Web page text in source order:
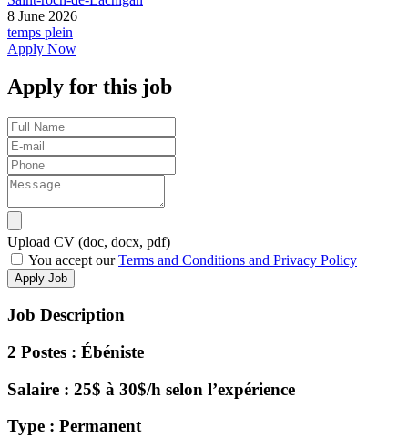
8 June 2026
temps plein
Apply Now
Apply for this job
Upload CV (doc, docx, pdf)
You accept ourTerms and Conditions and Privacy Policy
Apply Job
Job Description
2 Postes : Ébéniste
Salaire : 25$ à 30$/h selon l’expérience
Type : Permanent